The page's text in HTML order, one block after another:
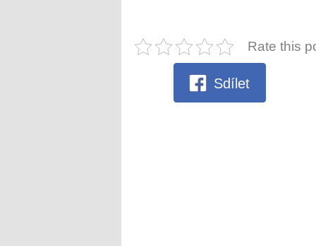
Rate this
Sdílet